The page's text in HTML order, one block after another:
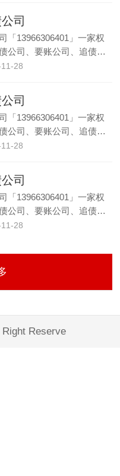
司
「13966306401」一家权
公司、要账公司、追债…
28
司
「13966306401」一家权
公司、要账公司、追债…
28
司
「13966306401」一家权
公司、要账公司、追债…
28
Reserve